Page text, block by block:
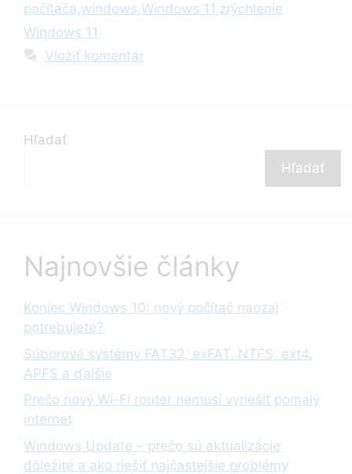
počítača ,windows,Windows 11 ,zrýchlenie
Windows 11
Vložiť komentár
Hľadať
Hľadať
Najnovšie články
Koniec Windows 10: nový počítač naozaj
potrebujete?
Súborové systémy FAT32, exFAT, NTFS, ext4,
APFS a ďalšie
Prečo nový Wi-Fi router nemusí vyriešiť pomalý
internet
Windows Update – prečo sú aktualizácie
dôležité a ako riešiť najčastejšie problémy